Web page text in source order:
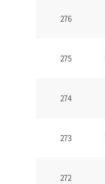
276
275
274
273
272